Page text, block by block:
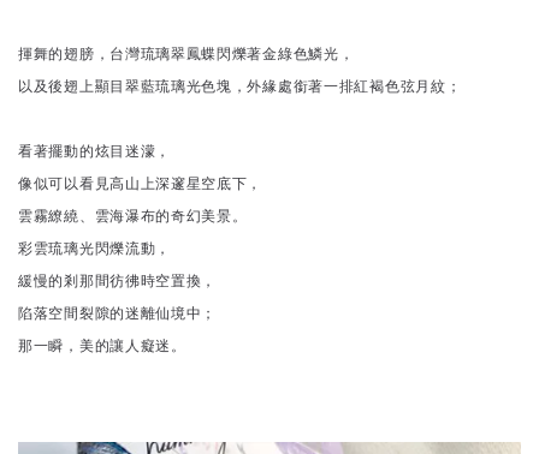
揮舞的翅膀，台灣琉璃翠鳳蝶閃爍著金綠色鱗光，
以及後翅上顯目翠藍琉璃光色塊，外緣處銜著一排紅褐色弦月紋；
看著擺動的炫目迷濛，
像似可以看見高山上深邃星空底下，
雲霧繚繞、雲海瀑布的奇幻美景。
彩雲琉璃光閃爍流動，
緩慢的剎那間彷彿時空置換，
陷落空間裂隙的迷離仙境中；
那一瞬，美的讓人癡迷。